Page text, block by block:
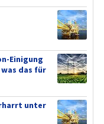
Einigung
das für
unter